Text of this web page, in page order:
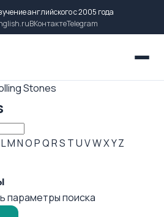
английского с 2005 года
ВКонтактеTelegram
Stones
LMNOPQRS TUVWXYZ
параметры поиска